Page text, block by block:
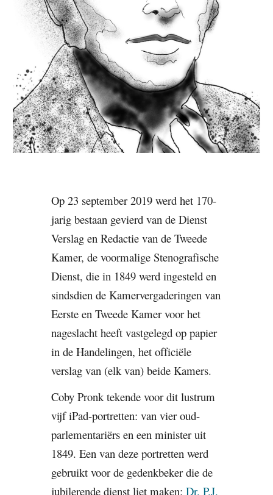
Op 23 september 2019 werd het 170-
jarig bestaan gevierd van de Dienst
Verslag en Redactie van de Tweede
Kamer, de voormalige Stenografische
Dienst, die in 1849 werd ingesteld en
sindsdien de Kamervergaderingen van
Eerste en Tweede Kamer voor het
nageslacht heeft vastgelegd op papier
in de Handelingen, het officiële
verslag van (elk van) beide Kamers.
Coby Pronk tekende voor dit lustrum
vijf iPad-portretten: van vier oud-
parlementariërs en een minister uit
1849. Een van deze portretten werd
gebruikt voor de gedenkbeker die de
jubilerende dienst liet maken: Dr. P.J.